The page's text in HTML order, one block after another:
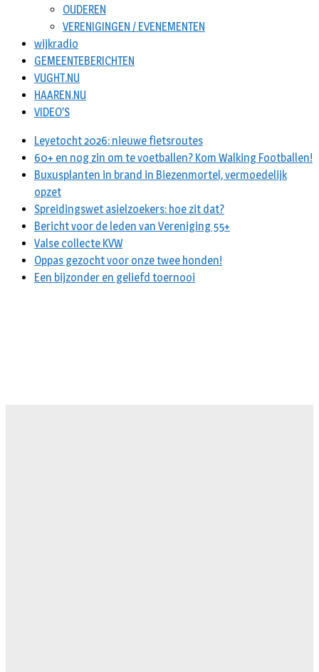
OUDEREN
VERENIGINGEN / EVENEMENTEN
wijkradio
GEMEENTEBERICHTEN
VUGHT.NU
HAAREN.NU
VIDEO’S
Leyetocht 2026: nieuwe fietsroutes
60+ en nog zin om te voetballen? Kom Walking Footballen!
Buxusplanten in brand in Biezenmortel, vermoedelijk
opzet
Spreidingswet asielzoekers: hoe zit dat?
Bericht voor de leden van Vereniging 55+
Valse collecte KVW
Oppas gezocht voor onze twee honden!
Een bijzonder en geliefd toernooi